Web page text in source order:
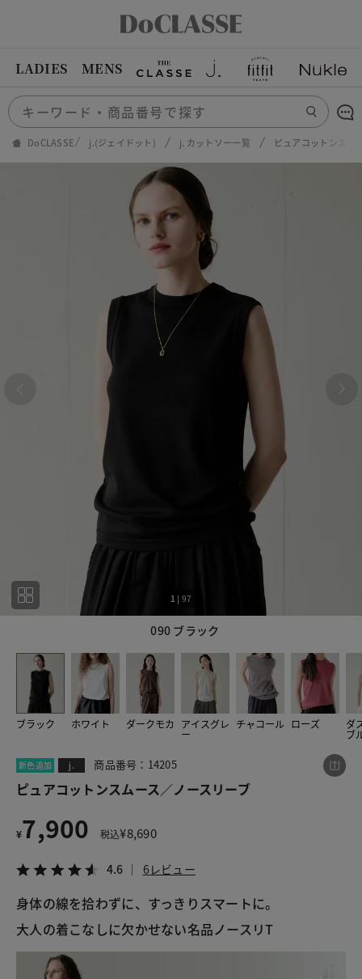
LADIES MENS
DoCLASSE j.(ジェイドット) j. カットソー一覧 ピュアコットンスム
090 ブラック
1 | 97
ブラック ホワイト ダークモカ アイスグレ
ー
チャコール ローズ ダ
ブ
新色追加 j. 商品番号：14205
ピュアコットンスムース／ノースリーブ
¥7,900 税込¥8,690
4.6 6レビュー
身体の線を拾わずに、すっきりスマートに。
大人の着こなしに欠かせない名品ノースリT
この商品をシェアする
ピュアコットンスムース／ノースリーブ
4.6 6レビュー